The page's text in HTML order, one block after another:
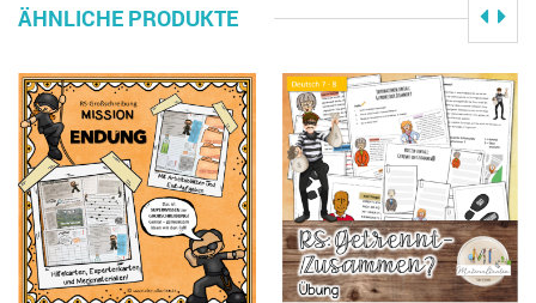
ÄHNLICHE PRODUKTE